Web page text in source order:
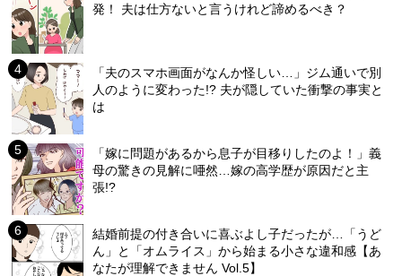
発！ 夫は仕方ないと言うけれど諦めるべき？
「夫のスマホ画面がなんか怪しい…」ジム通いで別
人のように変わった!? 夫が隠していた衝撃の事実と
は
「嫁に問題があるから息子が目移りしたのよ！」義
母の驚きの見解に唖然…嫁の高学歴が原因だと主
張!?
結婚前提の付き合いに喜ぶよし子だったが…「うど
ん」と「オムライス」から始まる小さな違和感【あ
なたが理解できません Vol.5】